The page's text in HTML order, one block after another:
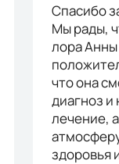
Спасибо
Мы рады,
лора
что она
диагноз и
лечение,
здоровья